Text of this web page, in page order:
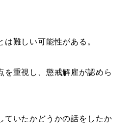
難しい可能性がある。
を重視し、懲戒解雇が認めら
ていたかどうかの話をしたか